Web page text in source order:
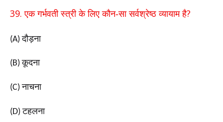
39.एक गर्भवती स्त्री के लिए कौन-सा सर्वश्रेष्ठ व्यायाम है?
(A)दौड़ना
(B)कूदना
(C)नाचना
(D)टहलना